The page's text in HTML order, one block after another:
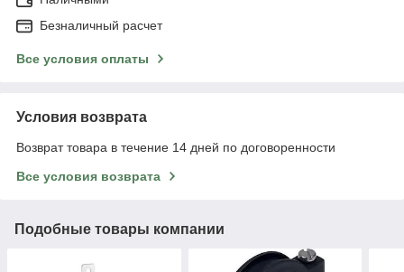
Безналичный расчет
Все условия оплаты
Условия возврата
Возврат товара в течение 14 дней по договоренности
Все условия возврата
Подобные товары компании